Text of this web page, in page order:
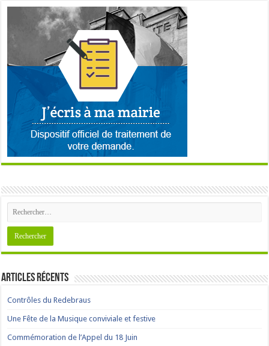
Articles récents
Contrôles du Redebraus
Une Fête de la Musique conviviale et festive
Commémoration de l’Appel du 18 Juin